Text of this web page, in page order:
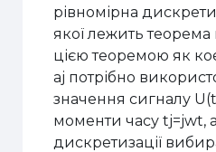
рівномірна
якої лежить теорема
цією теоремою як
aj потрібно
значення сигналу
моменти часу tj=jwt,
дискретизації